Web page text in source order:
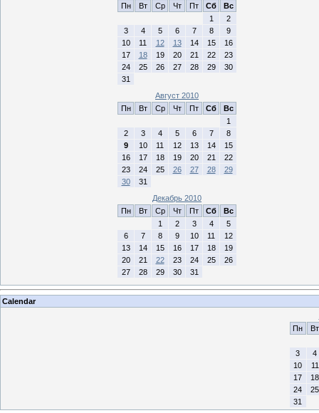
Пн
Вт Ср Чт Пт Сб
Вс
1
2
3
4 5 6 7 8
9
10
11 12 13 14 15
16
17
18 19 20 21 22
23
24
25 26 27 28 29
30
31
Август 2010
Пн
Вт Ср Чт Пт Сб
Вс
1
2
3 4 5 6 7
8
9
10 11 12 13 14
15
16
17 18 19 20 21
22
23
24 25 26 27 28
29
30
31
Декабрь 2010
Пн
Вт Ср Чт Пт Сб
Вс
1
2 3 4
5
6
7 8 9 10 11
12
13
14 15 16 17 18
19
20
21 22 23 24 25
26
27
28 29 30 31
Calendar
Пн
Вт
3
4
10
11
17
18
24
25
31